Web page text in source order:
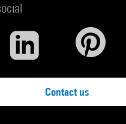
Contact us